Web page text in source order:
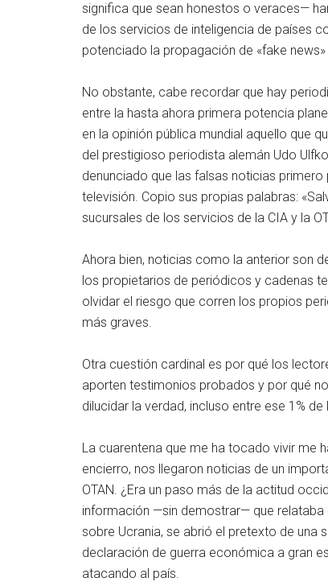
significa que sean honestos o veraces—
de los servicios de inteligencia de países
potenciado la propagación de «fake
No obstante, cabe recordar que hay
entre la hasta ahora primera potencia
en la opinión pública mundial aquello que
del prestigioso periodista alemán Udo
denunciado que las falsas noticias
televisión. Copio sus propias palabras:
sucursales de los servicios de la CIA y la
Ahora bien, noticias como la anterior son
los propietarios de periódicos y cadenas
olvidar el riesgo que corren los propios
más graves.
Otra cuestión cardinal es por qué los
aporten testimonios probados y por qué
dilucidar la verdad, incluso entre ese 1%
La cuarentena que me ha tocado vivir me
encierro, nos llegaron noticias de un
OTAN. ¿Era un paso más de la actitud
información —sin demostrar— que relataba
sobre Ucrania, se abrió el pretexto de una
declaración de guerra económica a gran
atacando al país.